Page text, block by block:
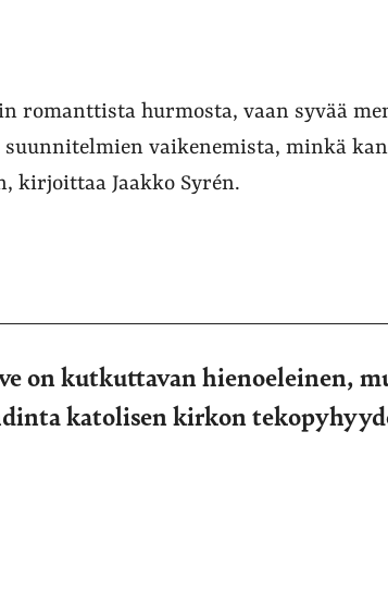
romanttista hurmosta, vaan syvää
suunnitelmien vaikenemista, minkä
kirjoittaa Jaakko Syrén.
on kutkuttavan hienoeleinen,
katolisen kirkon